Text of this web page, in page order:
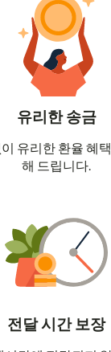
유리한 송금
창에서 열림)
유리한 환율 혜
해 드립니다.
전달 시간 보장